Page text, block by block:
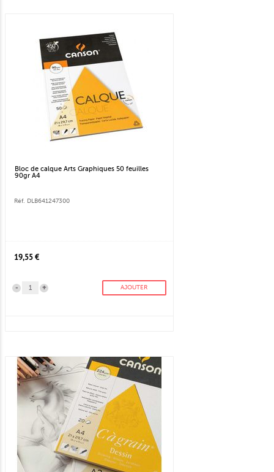
Bloc de calque Arts Graphiques 50 feuilles
90gr A4
Réf. DLB641247300
19,55 €
+
- AJOUTER